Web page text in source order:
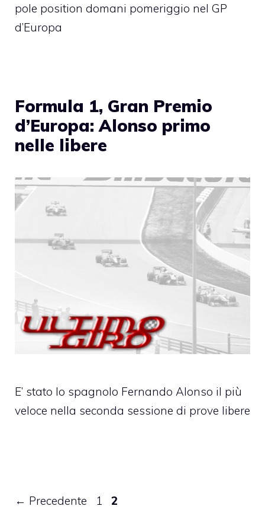
pole position domani pomeriggio nel GP
d’Europa
Formula 1, Gran Premio
d’Europa: Alonso primo
nelle libere
E’ stato lo spagnolo Fernando Alonso il più
veloce nella seconda sessione di prove libere
← Precedente Pagina
1 Pagina
2